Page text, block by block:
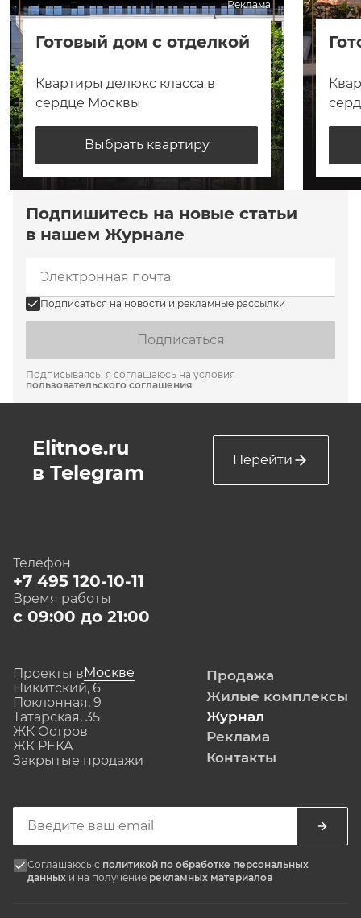
Реклама
Готовый дом с отделкой
Квартиры делюкс класса в
сердце Москвы
Выбрать квартиру
Подпишитесь на новые статьи
в нашем Журнале
Подписаться на новости и рекламные рассылки
Подписаться
Подписываясь, я соглашаюсь на условия
пользовательского соглашения
Elitnoe.ru
в Telegram
Перейти
Телефон
+7 495 120-10-11
Время работы
с 09:00 до 21:00
Проекты вМоскве
Никитский, 6
Поклонная, 9
Татарская, 35
ЖК Остров
ЖК РЕКА
Закрытые продажи
Продажа
Жилые комплексы
Журнал
Реклама
Контакты
Соглашаюсь с политикой по обработке персональных
данных и на получение рекламных материалов